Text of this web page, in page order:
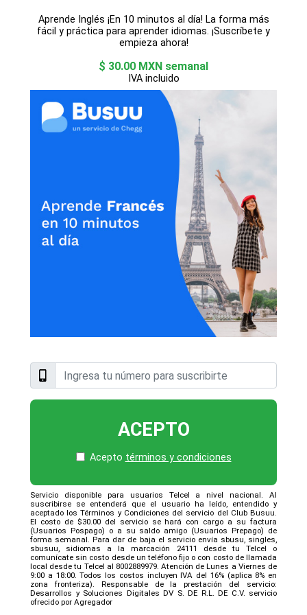
Aprende Inglés ¡En 10 minutos al día! La forma más
fácil y práctica para aprender idiomas. ¡Suscríbete y
empieza ahora!
$ 30.00 MXN semanal
IVA incluido
ACEPTO
Acepto términos y condiciones
Servicio disponible para usuarios Telcel a nivel nacional. Al
suscribirse se entenderá que el usuario ha leído, entendido y
aceptado los Términos y Condiciones del servicio del Club Busuu.
El costo de $30.00 del servicio se hará con cargo a su factura
(Usuarios Pospago) o a su saldo amigo (Usuarios Prepago) de
forma semanal. Para dar de baja el servicio envía sbusu, singles,
sbusuu, sidiomas a la marcación 24111 desde tu Telcel o
comunícate sin costo desde un teléfono fijo o con costo de llamada
local desde tu Telcel al 8002889979. Atención de Lunes a Viernes de
9:00 a 18:00. Todos los costos incluyen IVA del 16% (aplica 8% en
zona fronteriza). Responsable de la prestación del servicio:
Desarrollos y Soluciones Digitales DV S. DE R.L. DE C.V. servicio
ofrecido por Agregador